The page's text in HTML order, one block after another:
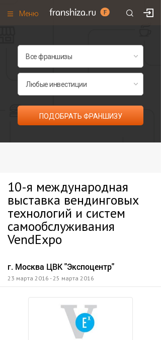
Меню
Франшизы по категориям
Рейтинг франшиз
Все франшизы списком
ПОДОБРАТЬ ФРАНШИЗУ
10-я международная
выставка вендинговых
технологий и систем
самообслуживания
VendExpo
г. Москва ЦВК "Экспоцентр"
23 марта 2016 - 25 марта 2016